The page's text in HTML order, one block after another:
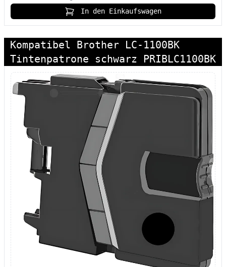
In den Einkaufswagen
Kompatibel Brother LC-1100BK
Tintenpatrone schwarz PRIBLC1100BK